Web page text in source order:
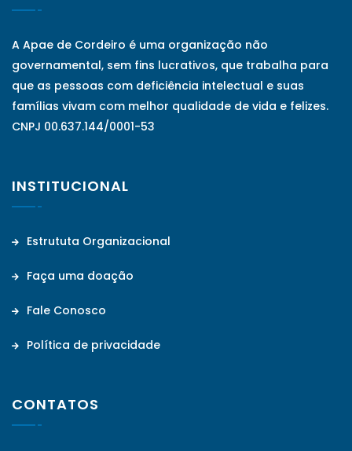
A Apae de Cordeiro é uma organização não
governamental, sem fins lucrativos, que trabalha para
que as pessoas com deficiência intelectual e suas
famílias vivam com melhor qualidade de vida e felizes.
CNPJ 00.637.144/0001-53
INSTITUCIONAL
Estrututa Organizacional
Faça uma doação
Fale Conosco
Política de privacidade
CONTATOS